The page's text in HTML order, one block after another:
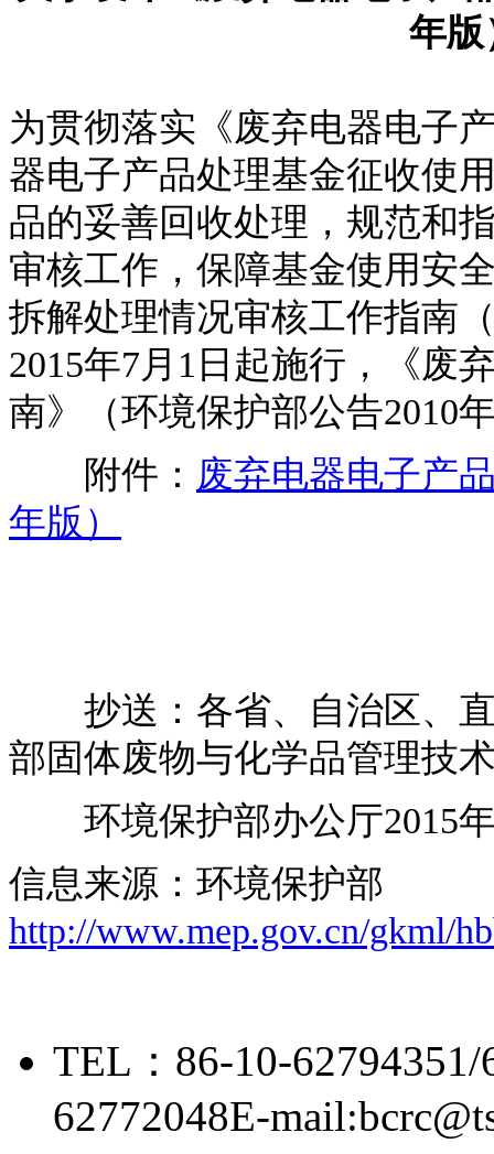
年版
为贯彻落实《废弃电器电子
器电子产品处理基金征收使
品的妥善回收处理，规范和
审核工作，保障基金使用安
拆解处理情况审核工作指南
2015年7月1日起施行，《废
南》（环境保护部公告2010
附件： 废弃电器电子产
年版）
抄送：各省、自治区、直
部固体废物与化学品管理技
环境保护部办公厅2015年
信息来源：环境保护部
http://www.mep.gov.cn/gkml/
TEL：86-10-62794351/
62772048E-